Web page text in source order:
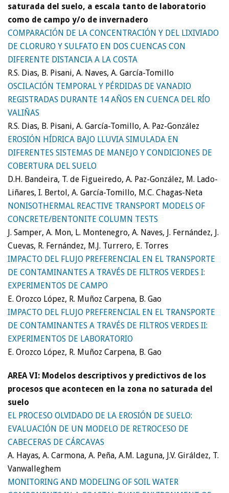
saturada del suelo, a escala tanto de laboratorio
como de campo y/o de invernadero
COMPARACIÓN DE LA CONCENTRACIÓN Y DEL LIXIVIADO
DE CLORURO Y SULFATO EN DOS CUENCAS CON
DIFERENTE DISTANCIA A LA COSTA
R.S. Dias, B. Pisani, A. Naves, A. García-Tomillo
OSCILACIÓN TEMPORAL Y PÉRDIDAS DE VANADIO
REGISTRADAS DURANTE 14 AÑOS EN CUENCA DEL RÍO
VALIÑAS
R.S. Dias, B. Pisani, A. García-Tomillo, A. Paz-González
EROSIÓN HÍDRICA BAJO LLUVIA SIMULADA EN
DIFERENTES SISTEMAS DE MANEJO Y CONDICIONES DE
COBERTURA DEL SUELO
D.H. Bandeira, T. de Figueiredo, A. Paz-González, M. Lado-
Liñares, I. Bertol, A. García-Tomillo, M.C. Chagas-Neta
NONISOTHERMAL REACTIVE TRANSPORT MODELS OF
CONCRETE/BENTONITE COLUMN TESTS
J. Samper, A. Mon, L. Montenegro, A. Naves, J. Fernández, J.
Cuevas, R. Fernández, M.J. Turrero, E. Torres
IMPACTO DEL FLUJO PREFERENCIAL EN EL TRANSPORTE
DE CONTAMINANTES A TRAVÉS DE FILTROS VERDES I:
EXPERIMENTOS DE CAMPO
E. Orozco López, R. Muñoz Carpena, B. Gao
IMPACTO DEL FLUJO PREFERENCIAL EN EL TRANSPORTE
DE CONTAMINANTES A TRAVÉS DE FILTROS VERDES II:
EXPERIMENTOS DE LABORATORIO
E. Orozco López, R. Muñoz Carpena, B. Gao
AREA VI: Modelos descriptivos y predictivos de los
procesos que acontecen en la zona no saturada del
suelo
EL PROCESO OLVIDADO DE LA EROSIÓN DE SUELO:
EVALUACIÓN DE UN MODELO DE RETROCESO DE
CABECERAS DE CÁRCAVAS
A. Hayas, A. Carmona, A. Peña, A.M. Laguna, J.V. Giráldez, T.
Vanwalleghem
MONITORING AND MODELING OF SOIL WATER